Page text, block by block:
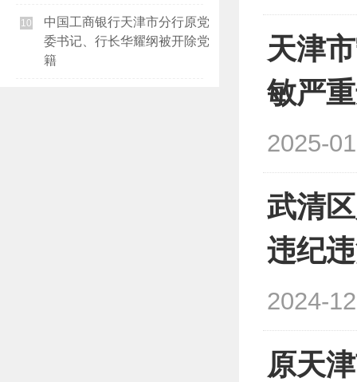
10
中国工商银行天津市分行原党
委书记、行长华耀纲被开除党
籍
天津
敏严
2025-
武清
违纪
2024-
原天